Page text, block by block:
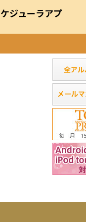
ジューラアプ